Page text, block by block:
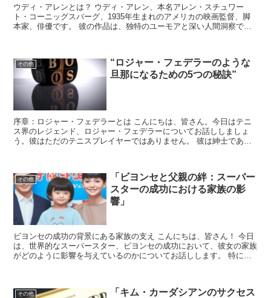
ウディ・アレンとは？ ウディ・アレン、本名アレン・スチュワー
ト・コーニッグスバーグ、1935年生まれのアメリカの映画監督、脚
本家、俳優です。 彼の作品は、独特のユーモアと深い人間洞察で知
その他
“ロジャー・フェデラーのような
旦那になるための5つの秘訣”
序章：ロジャー・フェデラーとは こんにちは、皆さん。今日はテニ
ス界のレジェンド、ロジャー・フェデラーについてお話ししましょ
う。彼はただのテニスプレイヤーではありません。 彼は紳士であ
その他
「ビヨンセと父親の絆：スーパー
スターの成功における家族の影
響」
ビヨンセの成功の背景にある家族の支え こんにちは、皆さん！ 今日
は、世界的なスーパースター、ビヨンセの成功において、彼女の家族
がどのように影響を与えているのかについてお話しします。 特に、
その他
「キム・カーダシアンのサクセス